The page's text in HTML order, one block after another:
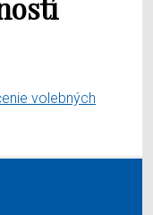
volebných